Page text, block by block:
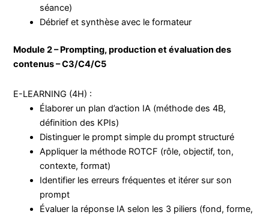
séance)
Débrief et synthèse avec le formateur
Module 2 – Prompting, production et évaluation des
contenus – C3/C4/C5
E-LEARNING (4H) :
Élaborer un plan d’action IA (méthode des 4B,
définition des KPIs)
Distinguer le prompt simple du prompt structuré
Appliquer la méthode ROTCF (rôle, objectif, ton,
contexte, format)
Identifier les erreurs fréquentes et itérer sur son
prompt
Évaluer la réponse IA selon les 3 piliers (fond, forme,